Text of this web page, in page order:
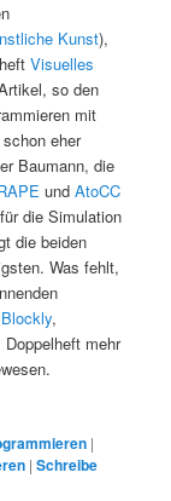
Kunst),
Visuelles
so den
mit
eher
Baumann, die
undAtoCC
die Simulation
die beiden
Was fehlt,
Blockly,
mehr
|
|Schreibe